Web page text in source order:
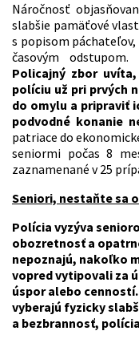
Náročnosť
slabšie pamäťové
s popisom
časovým odstupom.
Policajný zbor
políciu už pri prvých
do omylu a pripraviť
podvodné konanie
patriace do
seniormi počas 8
zaznamenané v 25
Seniori, nestaňte sa
Polícia vyzýva
obozretnosť a
nepoznajú, nakoľko
vopred vytipovali za
úspor alebo
vyberajú fyzicky
a bezbrannosť,